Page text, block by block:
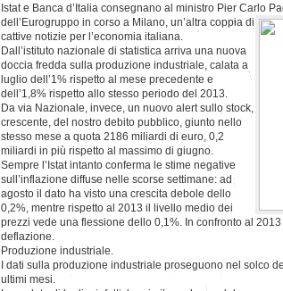
Istat e Banca d’Italia consegnano al ministro Pier Carlo
dell’Eurogruppo in corso a Milano, un’altra coppia di
cattive notizie per l’economia italiana.
Dall’istituto nazionale di statistica arriva una nuova
doccia fredda sulla produzione industriale, calata a
luglio dell’1% rispetto al mese precedente e
dell’1,8% rispetto allo stesso periodo del 2013.
Da via Nazionale, invece, un nuovo alert sullo stock,
crescente, del nostro debito pubblico, giunto nello
stesso mese a quota 2186 miliardi di euro, 0,2
miliardi in più rispetto al massimo di giugno.
Sempre l’Istat intanto conferma le stime negative
sull’inflazione diffuse nelle scorse settimane: ad
agosto il dato ha visto una crescita debole dello
0,2%, mentre rispetto al 2013 il livello medio dei
prezzi vede una flessione dello 0,1%. In confronto al
deflazione.
Produzione industriale.
I dati sulla produzione industriale proseguono nel solco
ultimi mesi.